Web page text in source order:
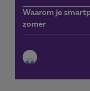
Waarom je
zomer